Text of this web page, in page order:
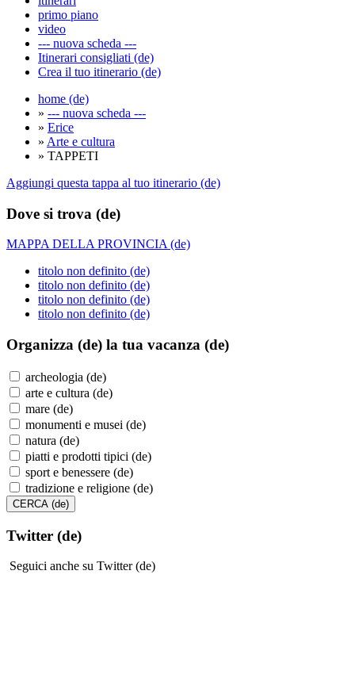
primo piano
video
--- nuova scheda ---
Itinerari consigliati (de)
Crea il tuo itinerario (de)
home (de)
» --- nuova scheda ---
» Erice
» Arte e cultura
» TAPPETI
Aggiungi questa tappa al tuo itinerario (de)
Dove si trova (de)
MAPPA DELLA PROVINCIA (de)
titolo non definito (de)
titolo non definito (de)
titolo non definito (de)
titolo non definito (de)
Organizza (de) la tua vacanza (de)
archeologia (de)
arte e cultura (de)
mare (de)
monumenti e musei (de)
natura (de)
piatti e prodotti tipici (de)
sport e benessere (de)
tradizione e religione (de)
Twitter (de)
Seguici anche su Twitter (de)